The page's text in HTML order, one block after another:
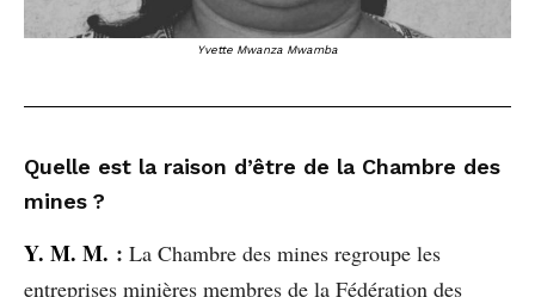
Yvette Mwanza Mwamba
Quelle est la raison d’être de la Chambre des
mines ?
Y. M. M. : La Chambre des mines regroupe les
entreprises minières membres de la Fédération des